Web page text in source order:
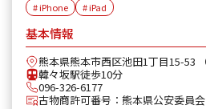
# iPhone # iPad
基本情報
熊本県熊本市西区池田1丁目15-53
韓々坂駅徒歩10分
096-326-6177
古物商許可番号：熊本県公安委員